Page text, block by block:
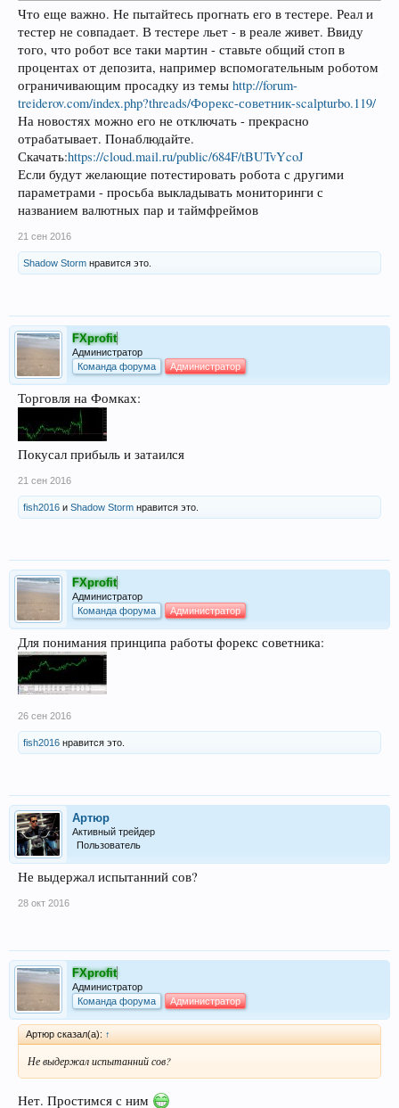
Что еще важно. Не пытайтесь прогнать его в тестере. Реал и
тестер не совпадает. В тестере льет - в реале живет. Ввиду
того, что робот все таки мартин - ставьте общий стоп в
процентах от депозита, например вспомогательным роботом
ограничивающим просадку из темы http://forum-
treiderov.com/index.php?threads/Форекс-советник-scalpturbo.119/
На новостях можно его не отключать - прекрасно
отрабатывает. Понаблюдайте.
Скачать:https://cloud.mail.ru/public/684F/tBUTvYcoJ
Если будут желающие потестировать робота с другими
параметрами - просьба выкладывать мониторинги с
названием валютных пар и таймфреймов
21 сен 2016
Shadow Storm нравится это.
FXprofit
Администратор
Команда форума
Администратор
Торговля на Фомках:
Покусал прибыль и затаился
21 сен 2016
fish2016 и Shadow Storm нравится это.
FXprofit
Администратор
Команда форума
Администратор
Для понимания принципа работы форекс советника:
26 сен 2016
fish2016 нравится это.
Артюр
Активный трейдер
Пользователь
Не выдержал испытанний сов?
28 окт 2016
FXprofit
Администратор
Команда форума
Администратор
Артюр сказал(а): ↑
Не выдержал испытанний сов?
Нет. Простимся с ним